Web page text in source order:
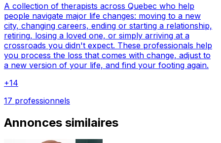
A collection of therapists across Quebec who help
people navigate major life changes: moving to a new
city, changing careers, ending or starting a relationship,
retiring, losing a loved one, or simply arriving at a
crossroads you didn't expect. These professionals help
you process the loss that comes with change, adjust to
a new version of your life, and find your footing again.
+14
17 professionnels
Annonces similaires